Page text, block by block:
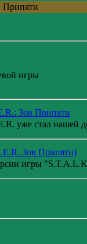
Припяти
игры
Зов Припяти
уже стал нашей
Зов Припяти)
игры